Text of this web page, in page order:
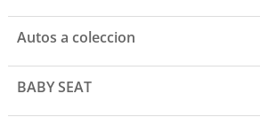
Autos a coleccion
BABY SEAT